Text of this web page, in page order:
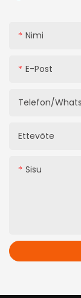
Nimi
E-Post
Telefon/
Ettevõte
Sisu